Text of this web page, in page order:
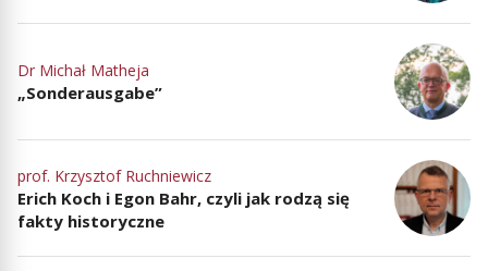
Dr Michał Matheja
„Sonderausgabe”
prof. Krzysztof Ruchniewicz
Erich Koch i Egon Bahr, czyli jak rodzą się
fakty historyczne